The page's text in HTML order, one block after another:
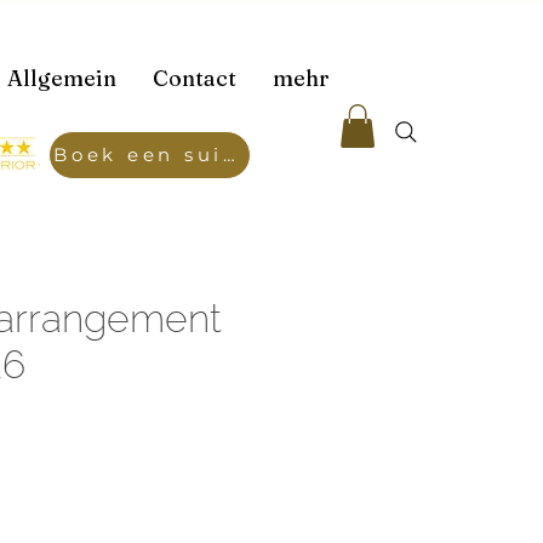
Allgemein Contact mehr
Boek een suite